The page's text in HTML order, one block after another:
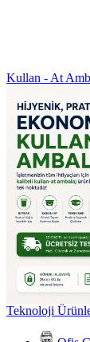
Kullan - At
Teknoloji